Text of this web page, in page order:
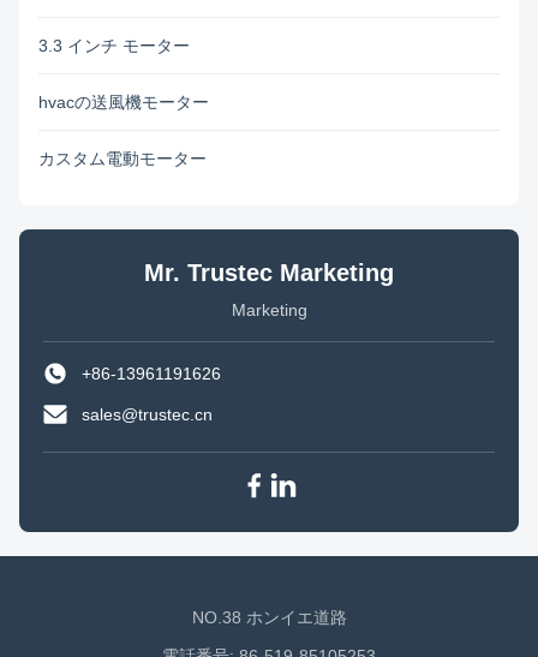
3.3 インチ モーター
hvacの送風機モーター
カスタム電動モーター
Mr. Trustec Marketing
Marketing
+86-13961191626
sales@trustec.cn
NO.38 ホンイエ道路